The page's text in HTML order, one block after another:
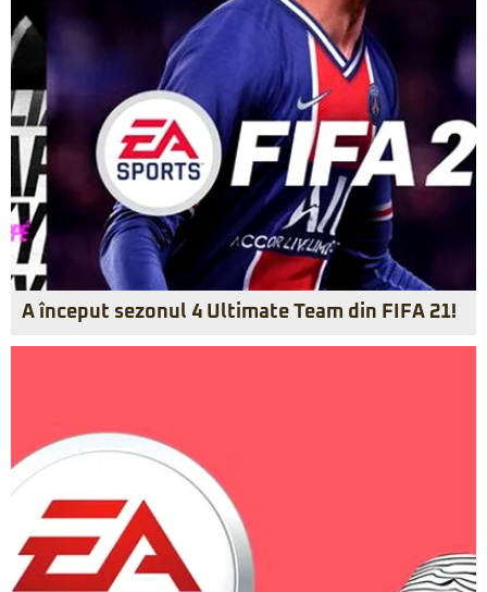
A început sezonul 4 Ultimate Team din FIFA 21!